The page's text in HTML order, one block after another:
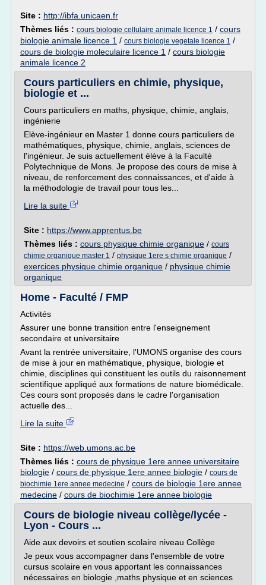
Site : http://ibfa.unicaen.fr
Thèmes liés : cours biologie cellulaire animale licence 1 / cours
biologie animale licence 1 / cours biologie vegetale licence 1 /
cours de biologie moleculaire licence 1 / cours biologie
animale licence 2
Cours particuliers en chimie, physique,
biologie et ...
Cours particuliers en maths, physique, chimie, anglais,
ingénierie
Elève-ingénieur en Master 1 donne cours particuliers de
mathématiques, physique, chimie, anglais, sciences de
l'ingénieur. Je suis actuellement élève à la Faculté
Polytechnique de Mons. Je propose des cours de mise à
niveau, de renforcement des connaissances, et d'aide à
la méthodologie de travail pour tous les...
Lire la suite
Site : https://www.apprentus.be
Thèmes liés : cours physique chimie organique / cours
chimie organique master 1 / physique 1ere s chimie organique /
exercices physique chimie organique / physique chimie
organique
Home - Faculté / FMP
Activités
Assurer une bonne transition entre l'enseignement
secondaire et universitaire
Avant la rentrée universitaire, l'UMONS organise des cours
de mise à jour en mathématique, physique, biologie et
chimie, disciplines qui constituent les outils du raisonnement
scientifique appliqué aux formations de nature biomédicale.
Ces cours sont proposés dans le cadre l'organisation
actuelle des...
Lire la suite
Site : https://web.umons.ac.be
Thèmes liés : cours de physique 1ere annee universitaire
biologie / cours de physique 1ere annee biologie / cours de
biochimie 1ere annee medecine / cours de biologie 1ere annee
medecine / cours de biochimie 1ere annee biologie
Cours de biologie niveau collège/lycée -
Lyon - Cours ...
Aide aux devoirs et soutien scolaire niveau Collège
Je peux vous accompagner dans l'ensemble de votre
cursus scolaire en vous apportant les connaissances
nécessaires en biologie ,maths physique et en sciences